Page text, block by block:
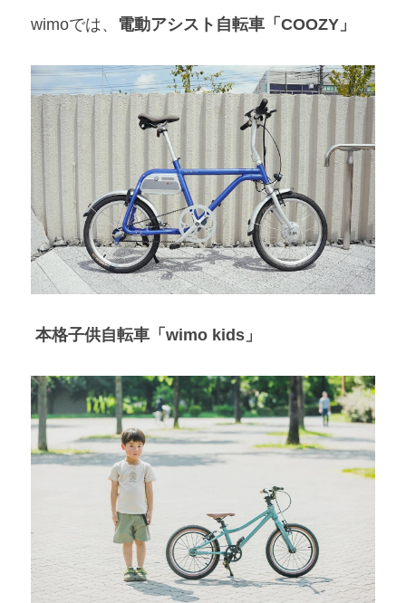
wimoでは、 電動アシスト自転車「COOZY」
本格子供自転車「wimo kids」